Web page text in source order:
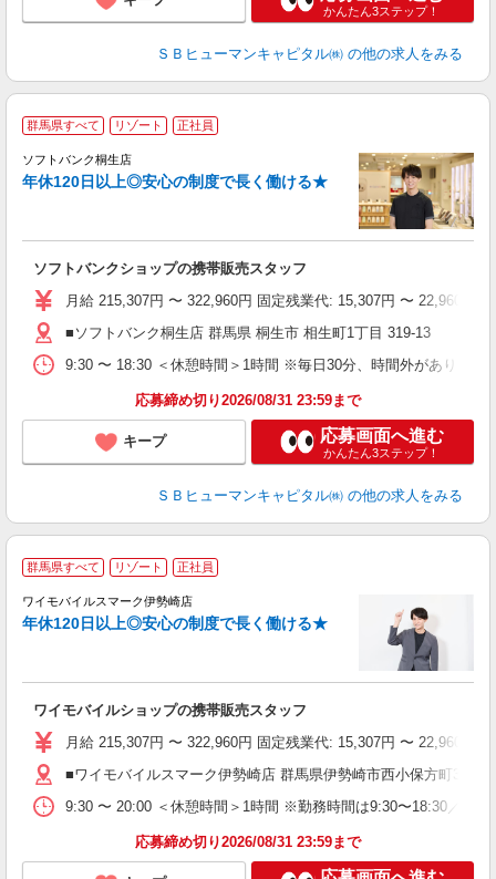
かんたん3ステップ！
ＳＢヒューマンキャピタル㈱ の他の求人をみる
群馬県すべて リゾート 正社員
ソフトバンク桐生店
年休120日以上◎安心の制度で長く働ける★
ソフトバンクショップの携帯販売スタッフ
月給 215,307円 〜 322,960円 固定残業代: 15,307円 〜 22,960円
■ソフトバンク桐生店 群馬県 桐生市 相生町1丁目 319‐13
9:30 〜 18:30 ＜休憩時間＞1時間 ※毎日30分、時間外があります
応募締め切り2026/08/31 23:59まで
キープ 応募画面へ進む
かんたん3ステップ！
ＳＢヒューマンキャピタル㈱ の他の求人をみる
群馬県すべて リゾート 正社員
ワイモバイルスマーク伊勢崎店
年休120日以上◎安心の制度で長く働ける★
ワイモバイルショップの携帯販売スタッフ
月給 215,307円 〜 322,960円 固定残業代: 15,307円 〜 22,960円
■ワイモバイルスマーク伊勢崎店 群馬県伊勢崎市西小保方町368
9:30 〜 20:00 ＜休憩時間＞1時間 ※勤務時間は9:30〜18:30／
応募締め切り2026/08/31 23:59まで